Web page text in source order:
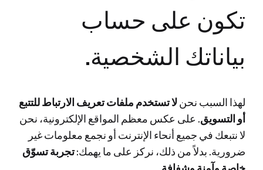
تكون على حساب
بياناتك الشخصية.
لهذا السبب نحنلا تستخدم ملفات تعريف الارتباط للتتبع
أو التسويق. على عكس معظم المواقع الإلكترونية، نحن
لا نتبعك في جميع أنحاء الإنترنت أو نجمع معلومات غير
ضرورية. بدلاً من ذلك، نركز على ما يهمك:تجربة تسوّق